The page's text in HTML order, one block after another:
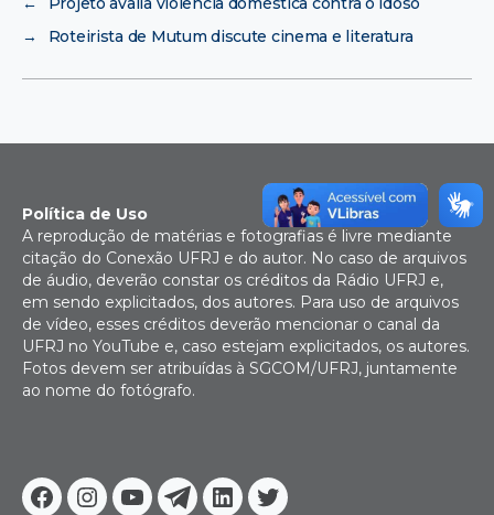
→
Roteirista de Mutum discute cinema e literatura
Política de Uso
A reprodução de matérias e fotografias é livre mediante
citação do Conexão UFRJ e do autor. No caso de arquivos
de áudio, deverão constar os créditos da Rádio UFRJ e,
em sendo explicitados, dos autores. Para uso de arquivos
de vídeo, esses créditos deverão mencionar o canal da
UFRJ no YouTube e, caso estejam explicitados, os autores.
Fotos devem ser atribuídas à SGCOM/UFRJ, juntamente
ao nome do fotógrafo.